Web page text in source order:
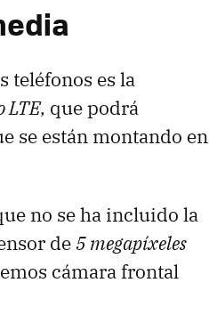
teléfonos es la
LTE, que podrá
se están montando en
no se ha incluido la
de5 megapíxeles
cámara frontal